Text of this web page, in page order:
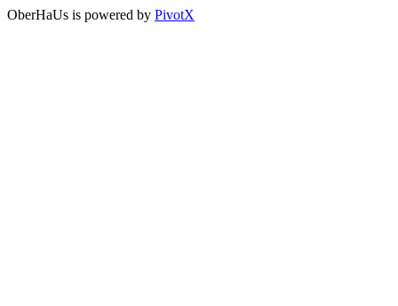
OberHaUs is powered by PivotX